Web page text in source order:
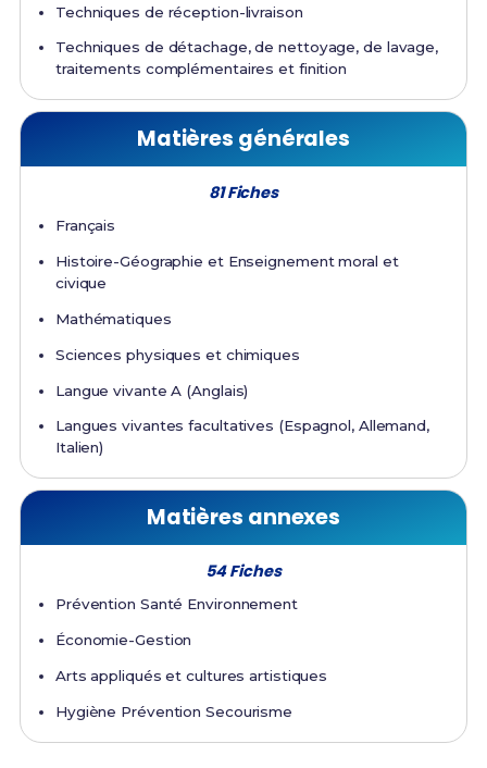
Techniques de réception-livraison
Techniques de détachage, de nettoyage, de lavage,
traitements complémentaires et finition
Matières générales
81 Fiches
Français
Histoire-Géographie et Enseignement moral et
civique
Mathématiques
Sciences physiques et chimiques
Langue vivante A (Anglais)
Langues vivantes facultatives (Espagnol, Allemand,
Italien)
Matières annexes
54 Fiches
Prévention Santé Environnement
Économie-Gestion
Arts appliqués et cultures artistiques
Hygiène Prévention Secourisme